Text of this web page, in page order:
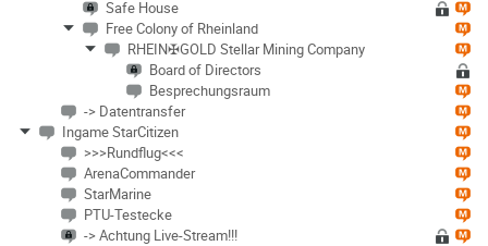
Safe House
Free Colony of Rheinland
RHEIN✠GOLD Stellar Mining Company
Board of Directors
Besprechungsraum
-> Datentransfer
Ingame StarCitizen
>>>Rundflug<<<
ArenaCommander
StarMarine
PTU-Testecke
-> Achtung Live-Stream!!!